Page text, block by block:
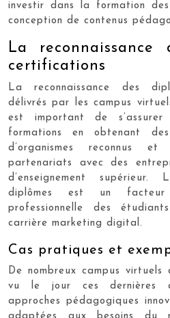
investir dans la formation
conception de contenus
La reconnaissance
certifications
La reconnaissance des
délivrés par les campus
est important de
formations en obtenant
d’organismes reconnus
partenariats avec des
d’enseignement supérieur.
diplômes est un facteur
professionnelle des
carrière marketing digital.
Cas pratiques et
De nombreux campus
vu le jour ces dernières
approches pédagogiques